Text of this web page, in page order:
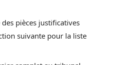
des pièces justificatives
suivante pour la liste